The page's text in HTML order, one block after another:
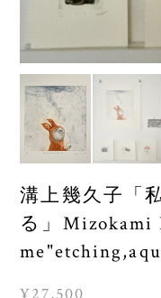
溝上幾久子「
る」